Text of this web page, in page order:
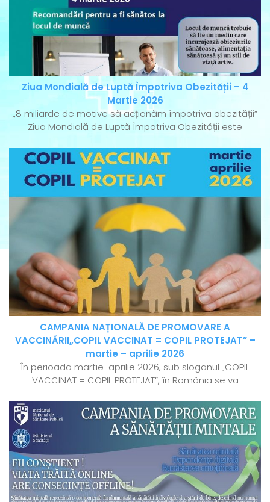
Ziua Mondială de Luptă Împotriva Obezității – 4
Martie 2026
„8 miliarde de motive să acționăm împotriva obezității”
Ziua Mondială de Luptă Împotriva Obezității este
CAMPANIA NAȚIONALĂ DE PROMOVARE A
VACCINĂRII„COPIL VACCINAT = COPIL PROTEJAT” –
martie – aprilie 2026
În perioada martie-aprilie 2026, sub sloganul „COPIL
VACCINAT = COPIL PROTEJAT”, în România se va